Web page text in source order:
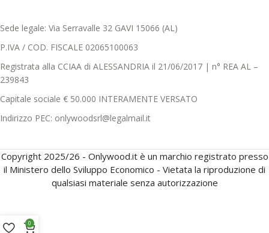
Sede legale: Via Serravalle 32 GAVI 15066 (AL)
P.IVA / COD. FISCALE 02065100063
Registrata alla CCIAA di ALESSANDRIA il 21/06/2017 | n° REA AL –
239843
Capitale sociale € 50.000 INTERAMENTE VERSATO
Indirizzo PEC: onlywoodsrl@legalmail.it
Copyright 2025/26 - Onlywood.it è un marchio registrato presso
il Ministero dello Sviluppo Economico - Vietata la riproduzione di
qualsiasi materiale senza autorizzazione
0